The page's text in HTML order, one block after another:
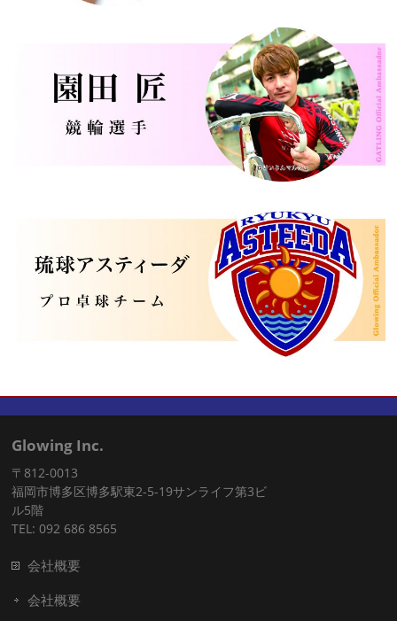
Glowing Inc.
〒812-0013
福岡市博多区博多駅東2-5-19サンライフ第3ビ
ル5階
TEL: 092 686 8565
会社概要
会社概要